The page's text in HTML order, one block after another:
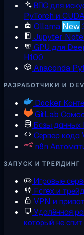
ВПС для
PyTorch и CUDA
Ollama New
Jupyter
GPU для
H100
Anaconda
РАЗРАБОТЧИКИ И
Docker
GitLab
Базы данных
Сервер кода
n8n
ЗАПУСК И ТРЕЙДИНГ
Игровые
Forex и
VPN и
Удалённая
который не спит